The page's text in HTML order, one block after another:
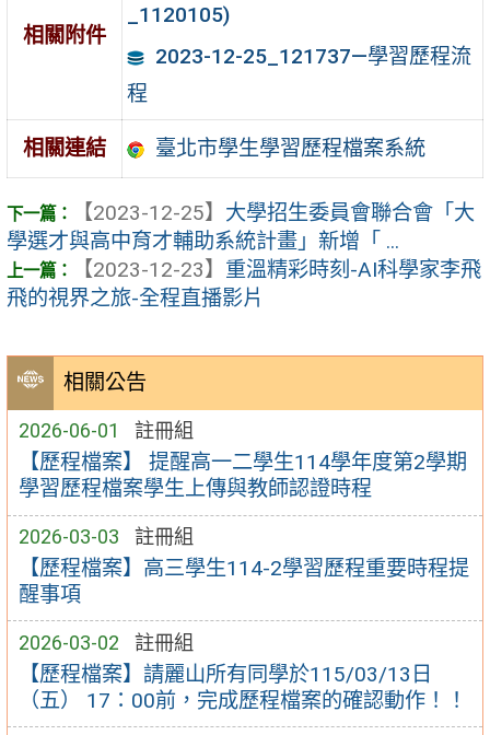
相關公告
2026-06-01 註冊組
【歷程檔案】 提醒高一二學生114學年度第2學期
學習歷程檔案學生上傳與教師認證時程
2026-03-03 註冊組
【歷程檔案】高三學生114-2學習歷程重要時程提
醒事項
2026-03-02 註冊組
【歷程檔案】請麗山所有同學於115/03/13日
（五） 17：00前，完成歷程檔案的確認動作！！
相關附件
_1120105)
2023-12-25_121737—學習歷程流
程
相關連結 臺北市學生學習歷程檔案系統
【2023-12-25】 大學招生委員會聯合會「大
學選才與高中育才輔助系統計畫」新增「 ...
【2023-12-23】 重溫精彩時刻-AI科學家李飛
飛的視界之旅-全程直播影片